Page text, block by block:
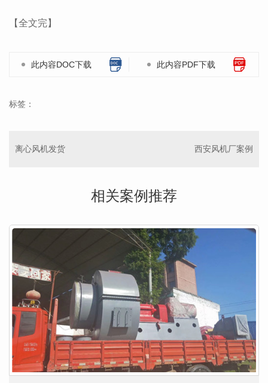
【全文完】
此内容DOC下载 此内容PDF下载
标签：
离心风机发货 西安风机厂案例
相关案例推荐